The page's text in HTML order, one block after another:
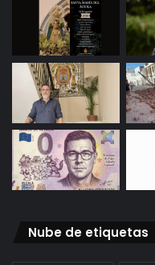
Nube de etiquetas